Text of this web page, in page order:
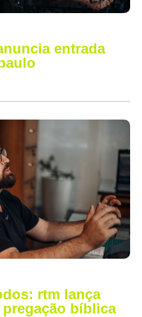
entrada
rtm lança
bíblica